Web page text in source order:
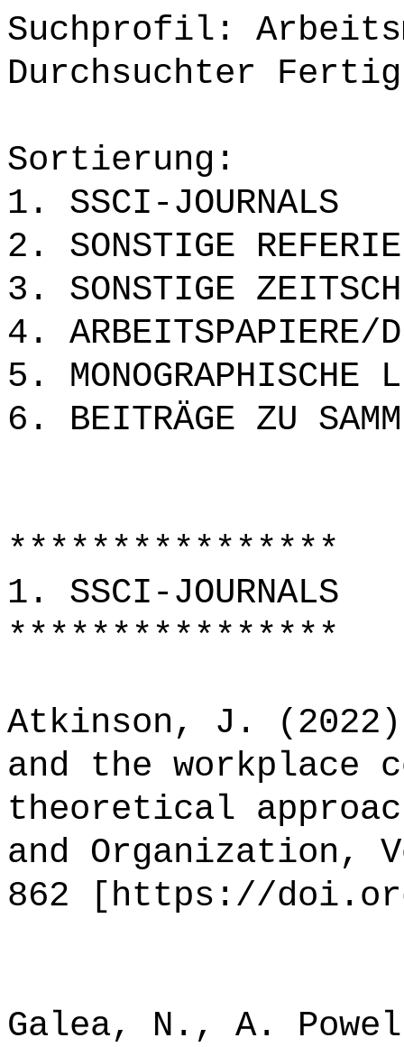
Suchprofil:
Durchsuchter
Sortierung:
1. SSCI-JOURNALS
2. SONSTIGE
3. SONSTIGE
4. ARBEITSPAPIERE/
5. MONOGRAPHISCHE
6. BEITRÄGE ZU
****************
1. SSCI-JOURNALS
****************
Atkinson, J.
and the workplace
theoretical
and Organization,
862 [https://
Galea, N., A.